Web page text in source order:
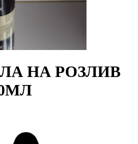
НА РОЗЛИВ